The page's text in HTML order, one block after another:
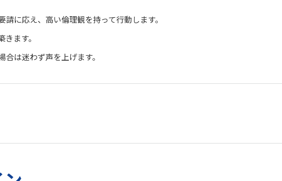
に応え、高い倫理観を持って行動します。
ます。
は迷わず声を上げます。